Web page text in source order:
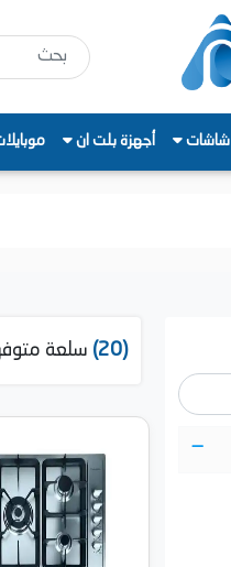
شاشات أجهزة بلت ان
(20) سلعة